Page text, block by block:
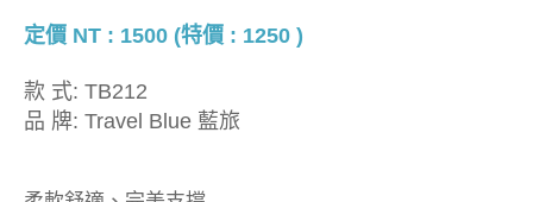
定價 NT : 1500 (特價 : 1250 )
款 式: TB212
品 牌: Travel Blue 藍旅